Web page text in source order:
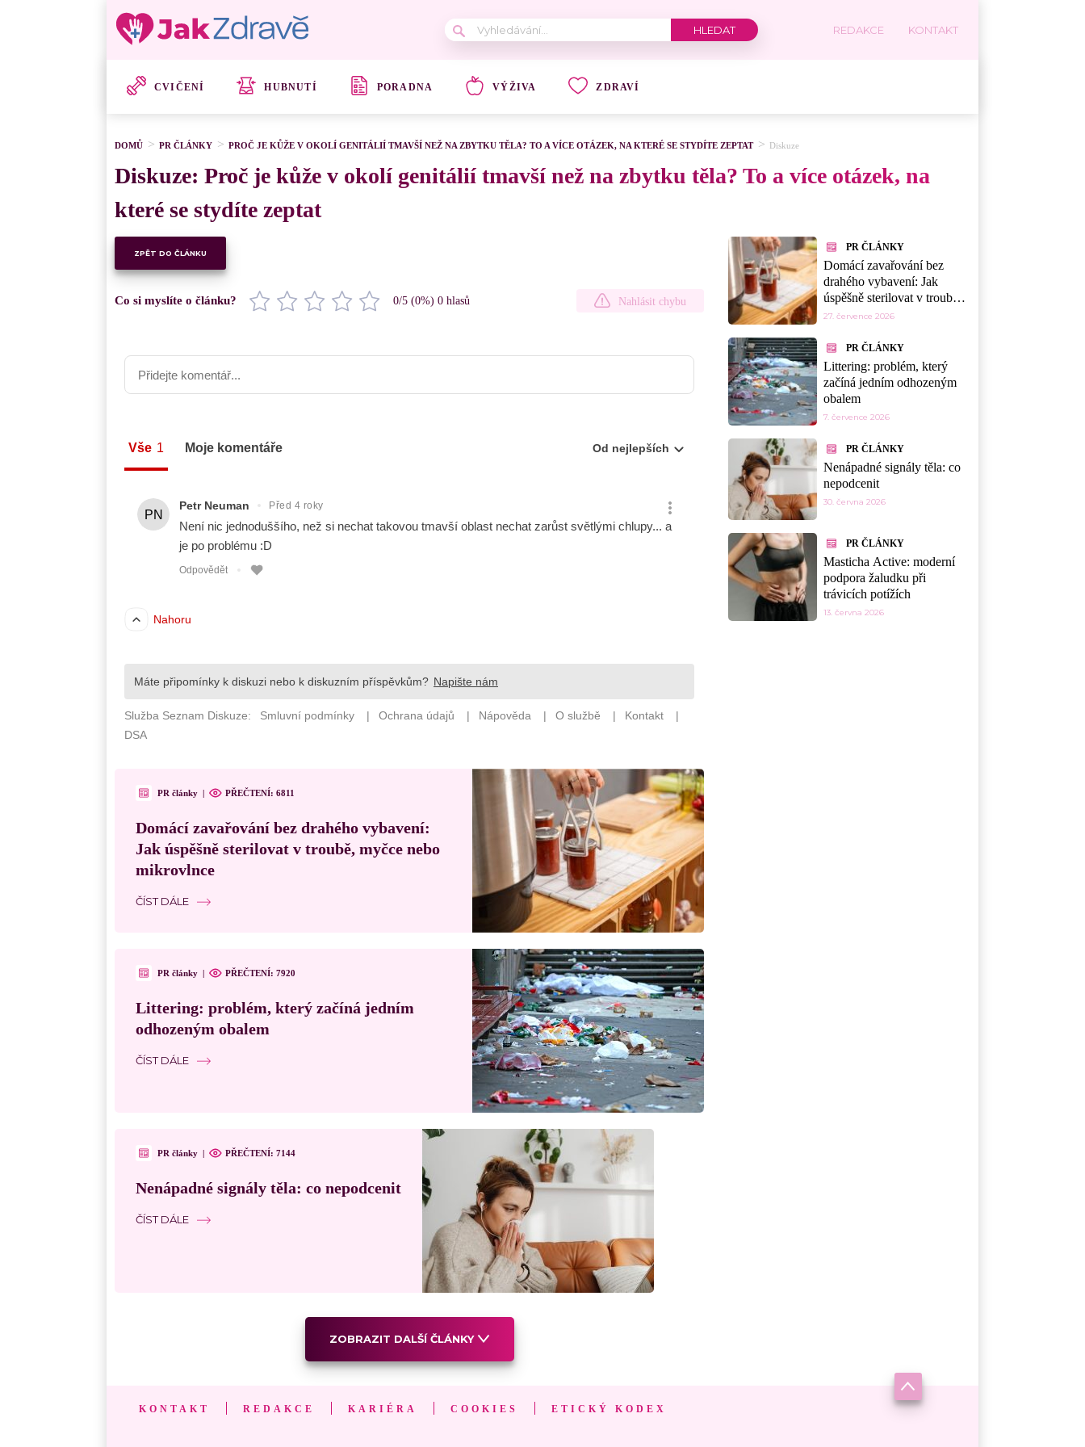
REDAKCE KONTAKT
CVIČENÍ HUBNUTÍ PORADNA VÝŽIVA ZDRAVÍ
DOMŮ PR ČLÁNKY PROČ JE KŮŽE V OKOLÍ GENITÁLIÍ TMAVŠÍ NEŽ NA ZBYTKU TĚLA? TO A VÍCE OTÁZEK, NA KTERÉ SE STYDÍTE ZEPTAT Diskuze
Diskuze: Proč je kůže v okolí genitálií tmavší než na zbytku těla? To a více otázek, na
které se stydíte zeptat
ZPĚT DO ČLÁNKU
Co si myslíte o článku? 0/5 (0%) 0 hlasů Nahlásit chybu
PR články | PŘEČTENÍ: 6811
Domácí zavařování bez drahého vybavení:
Jak úspěšně sterilovat v troubě, myčce nebo
mikrovlnce
ČÍST DÁLE
PR články | PŘEČTENÍ: 7920
Littering: problém, který začíná jedním
odhozeným obalem
ČÍST DÁLE
PR články | PŘEČTENÍ: 7144
Nenápadné signály těla: co nepodcenit
ČÍST DÁLE
ZOBRAZIT DALŠÍ ČLÁNKY
PR ČLÁNKY
Domácí zavařování bez
drahého vybavení: Jak
úspěšně sterilovat v troubě,
myčce nebo mikrovlnce
27. července 2026
PR ČLÁNKY
Littering: problém, který
začíná jedním odhozeným
obalem
7. července 2026
PR ČLÁNKY
Nenápadné signály těla: co
nepodcenit
30. června 2026
PR ČLÁNKY
Masticha Active: moderní
podpora žaludku při
trávicích potížích
13. června 2026
KONTAKT REDAKCE KARIÉRA COOKIES ETICKÝ KODEX